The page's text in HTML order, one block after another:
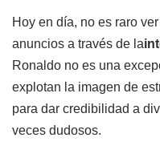
Hoy en día, no es raro
anuncios a través de la
Ronaldo no es una
explotan la imagen de
para dar credibilidad a
veces dudosos.